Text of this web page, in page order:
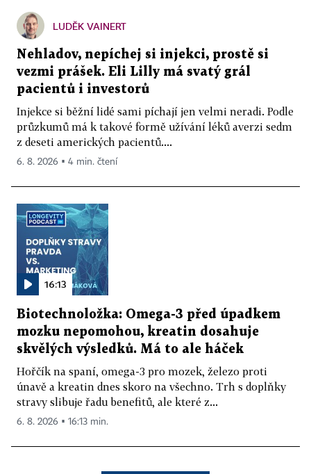
LUDĚK VAINERT
Nehladov, nepíchej si injekci, prostě si
vezmi prášek. Eli Lilly má svatý grál
pacientů i investorů
Injekce si běžní lidé sami píchají jen velmi neradi. Podle
průzkumů má k takové formě užívání léků averzi sedm
z deseti amerických pacientů....
6. 8. 2026 ▪ 4 min. čtení
16:13
Biotechnoložka: Omega-3 před úpadkem
mozku nepomohou, kreatin dosahuje
skvělých výsledků. Má to ale háček
Hořčík na spaní, omega-3 pro mozek, železo proti
únavě a kreatin dnes skoro na všechno. Trh s doplňky
stravy slibuje řadu benefitů, ale které z...
6. 8. 2026 ▪ 16:13 min.